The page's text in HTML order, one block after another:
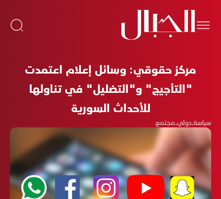
مركز حقوقي: وسائل إعلام اعتمدت
"التأجيج" و"التضليل" في تناولها
للأحداث السورية
سياسة،دولي،مجتمع